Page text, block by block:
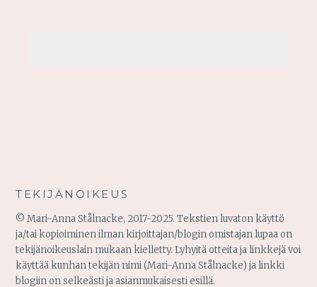
TEKIJÄNOIKEUS
© Mari-Anna Stålnacke, 2017-2025. Tekstien luvaton käyttö
ja/tai kopioiminen ilman kirjoittajan/blogin omistajan lupaa on
tekijänoikeuslain mukaan kielletty. Lyhyitä otteita ja linkkejä voi
käyttää kunhan tekijän nimi (Mari-Anna Stålnacke) ja linkki
blogiin on selkeästi ja asianmukaisesti esillä.